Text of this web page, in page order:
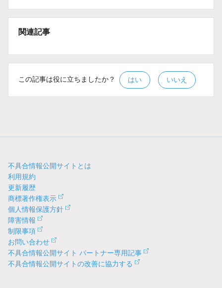
関連記事
この記事は役に立ちましたか？ はい いいえ
不具合情報公開サイトとは
利用規約
更新履歴
商標著作権表示
個人情報保護方針
障害情報
制限事項
お問い合わせ
不具合情報公開サイト パートナー専用記事
不具合情報公開サイトの改善に協力する